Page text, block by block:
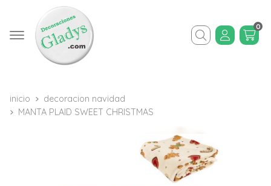
Buscar
0
inicio
decoracion navidad
MANTA PLAID SWEET CHRISTMAS